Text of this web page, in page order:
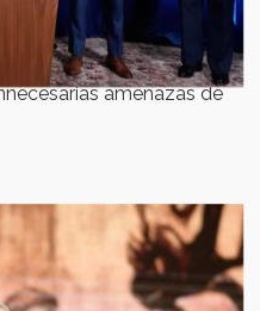
amenazas de